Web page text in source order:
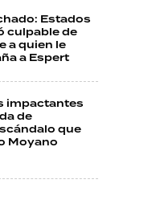
Estados
culpable de
a quien le
a Espert
impactantes
de
que
Moyano